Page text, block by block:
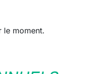
le moment.